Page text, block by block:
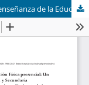
Cambios provocados por la Covid-19 en la enseñanza de la Educación Física presencial: Un estudio cualitativo en docentes de Educación Primaria y Secundaria (Covid-19's changes in the in-person physical education teaching: A qualitative study in Primary a